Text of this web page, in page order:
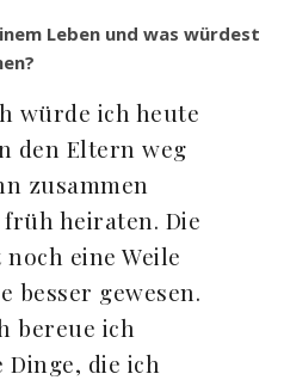
Leben und was würdest
würde ich heute
den Eltern weg
zusammen
heiraten. Die
eine Weile
besser gewesen.
bereue ich
die ich